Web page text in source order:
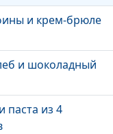
и крем-брюле
и шоколадный
паста из 4